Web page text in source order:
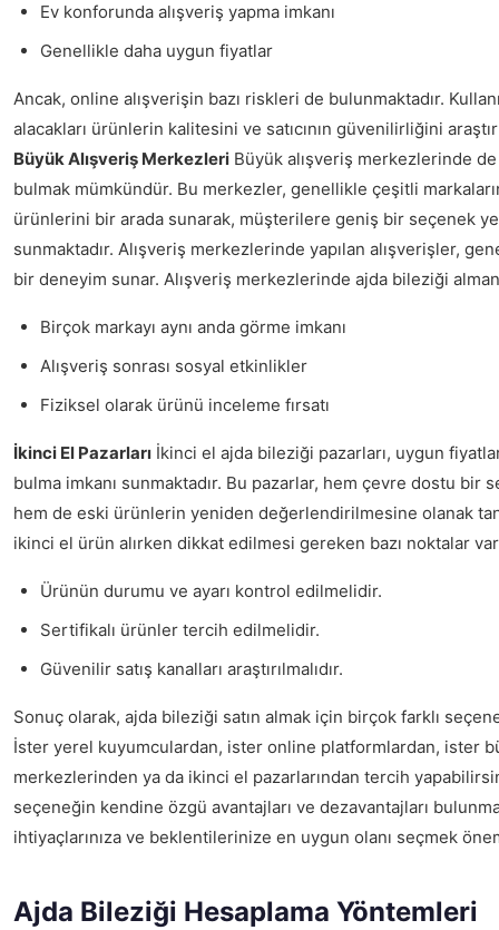
Ev konforunda alışveriş yapma imkanı
Genellikle daha uygun fiyatlar
Ancak, online alışverişin bazı riskleri de bulunmaktadır.
alacakları ürünlerin kalitesini ve satıcının güvenilirliğini
Büyük Alışveriş Merkezleri Büyük alışveriş merkezlerinde
bulmak mümkündür. Bu merkezler, genellikle çeşitli
ürünlerini bir arada sunarak, müşterilere geniş bir seçenek
sunmaktadır. Alışveriş merkezlerinde yapılan alışverişler,
bir deneyim sunar. Alışveriş merkezlerinde ajda bileziği
Birçok markayı aynı anda görme imkanı
Alışveriş sonrası sosyal etkinlikler
Fiziksel olarak ürünü inceleme fırsatı
İkinci El Pazarları İkinci el ajda bileziği pazarları, uygun
bulma imkanı sunmaktadır. Bu pazarlar, hem çevre dostu bir
hem de eski ürünlerin yeniden değerlendirilmesine olanak
ikinci el ürün alırken dikkat edilmesi gereken bazı noktalar
Ürünün durumu ve ayarı kontrol edilmelidir.
Sertifikalı ürünler tercih edilmelidir.
Güvenilir satış kanalları araştırılmalıdır.
Sonuç olarak, ajda bileziği satın almak için birçok farklı
İster yerel kuyumculardan, ister online platformlardan, ister
merkezlerinden ya da ikinci el pazarlarından tercih
seçeneğin kendine özgü avantajları ve dezavantajları
ihtiyaçlarınıza ve beklentilerinize en uygun olanı seçmek
Ajda Bileziği Hesaplama Yöntemleri